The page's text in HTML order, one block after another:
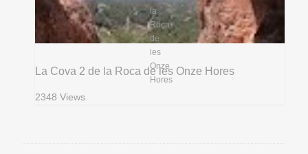
La Cova 2 de la Roca de les Onze Hores
2348 Views